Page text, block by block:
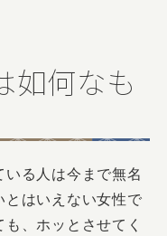
如何なも
る人は今まで無名
はいえない女性で
、ホッとさせてく